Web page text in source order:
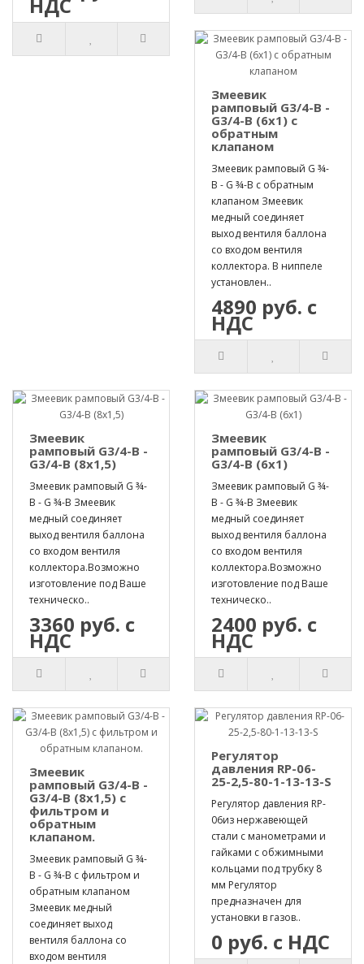
Змеевик
рамповый G3/4-B -
G3/4-B (6х1) с
обратным
клапаном
Змеевик рамповый G ¾-
B - G ¾-B с обратным
клапаном Змеевик
медный соединяет
выход вентиля баллона
со входом вентиля
коллектора. В ниппеле
установлен..
4890 руб. с
НДС
Змеевик
рамповый G3/4-B -
G3/4-B (8х1,5)
Змеевик рамповый G ¾-
B - G ¾-B Змеевик
медный соединяет
выход вентиля баллона
со входом вентиля
коллектора.Возможно
изготовление под Ваше
техническо..
3360 руб. с
НДС
Змеевик
рамповый G3/4-B -
G3/4-B (6х1)
Змеевик рамповый G ¾-
B - G ¾-B Змеевик
медный соединяет
выход вентиля баллона
со входом вентиля
коллектора.Возможно
изготовление под Ваше
техническо..
2400 руб. с
НДС
Змеевик
рамповый G3/4-B -
G3/4-B (8х1,5) с
фильтром и
обратным
клапаном.
Змеевик рамповый G ¾-
B - G ¾-B с фильтром и
обратным клапаном
Змеевик медный
соединяет выход
вентиля баллона со
входом вентиля
Регулятор
давления RP-06-
25-2,5-80-1-13-13-S
Регулятор давления RP-
06из нержавеющей
стали с манометрами и
гайками с обжимными
кольцами под трубку 8
мм Регулятор
предназначен для
установки в газов..
0 руб. с НДС